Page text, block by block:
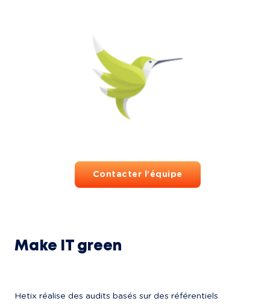
Contacter l'équipe
Make IT green
Hetix réalise des audits basés sur des référentiels